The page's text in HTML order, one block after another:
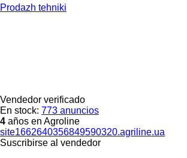
Prodazh tehniki
Vendedor verificado
En stock: 773 anuncios
4 años en Agroline
site1662640356849590320.agriline.ua
Suscribirse al vendedor